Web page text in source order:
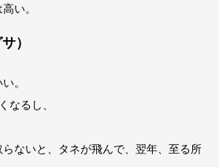
い。
）
。
なるし、
ないと、タネが飛んで、翌年、至る所